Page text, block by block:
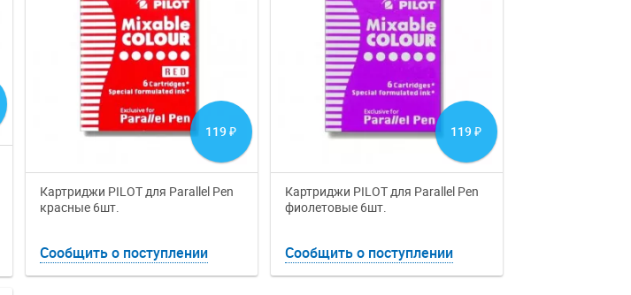
119 ₽
Картриджи PILOT для Parallel Pen
красные 6шт.
Сообщить о поступлении
119 ₽
Картриджи PILOT для Parallel Pen
фиолетовые 6шт.
Сообщить о поступлении